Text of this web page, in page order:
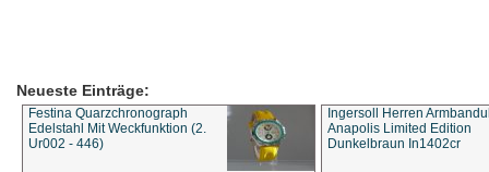
Neueste Einträge:
Festina Quarzchronograph
Edelstahl Mit Weckfunktion (2.
Ur002 - 446)
Ingersoll Herren
Anapolis Limited Edition
Dunkelbraun In1402cr